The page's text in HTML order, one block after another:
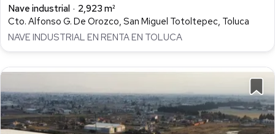
Nave industrial
2,923 m²
Cto. Alfonso G. De Orozco, San Miguel Totoltepec, Toluca
NAVE INDUSTRIAL EN RENTA EN TOLUCA